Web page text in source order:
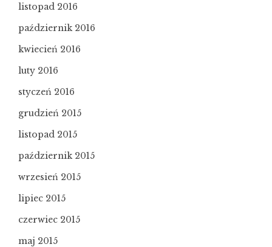
listopad 2016
październik 2016
kwiecień 2016
luty 2016
styczeń 2016
grudzień 2015
listopad 2015
październik 2015
wrzesień 2015
lipiec 2015
czerwiec 2015
maj 2015